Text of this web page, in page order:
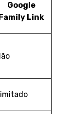
Google
Family Link